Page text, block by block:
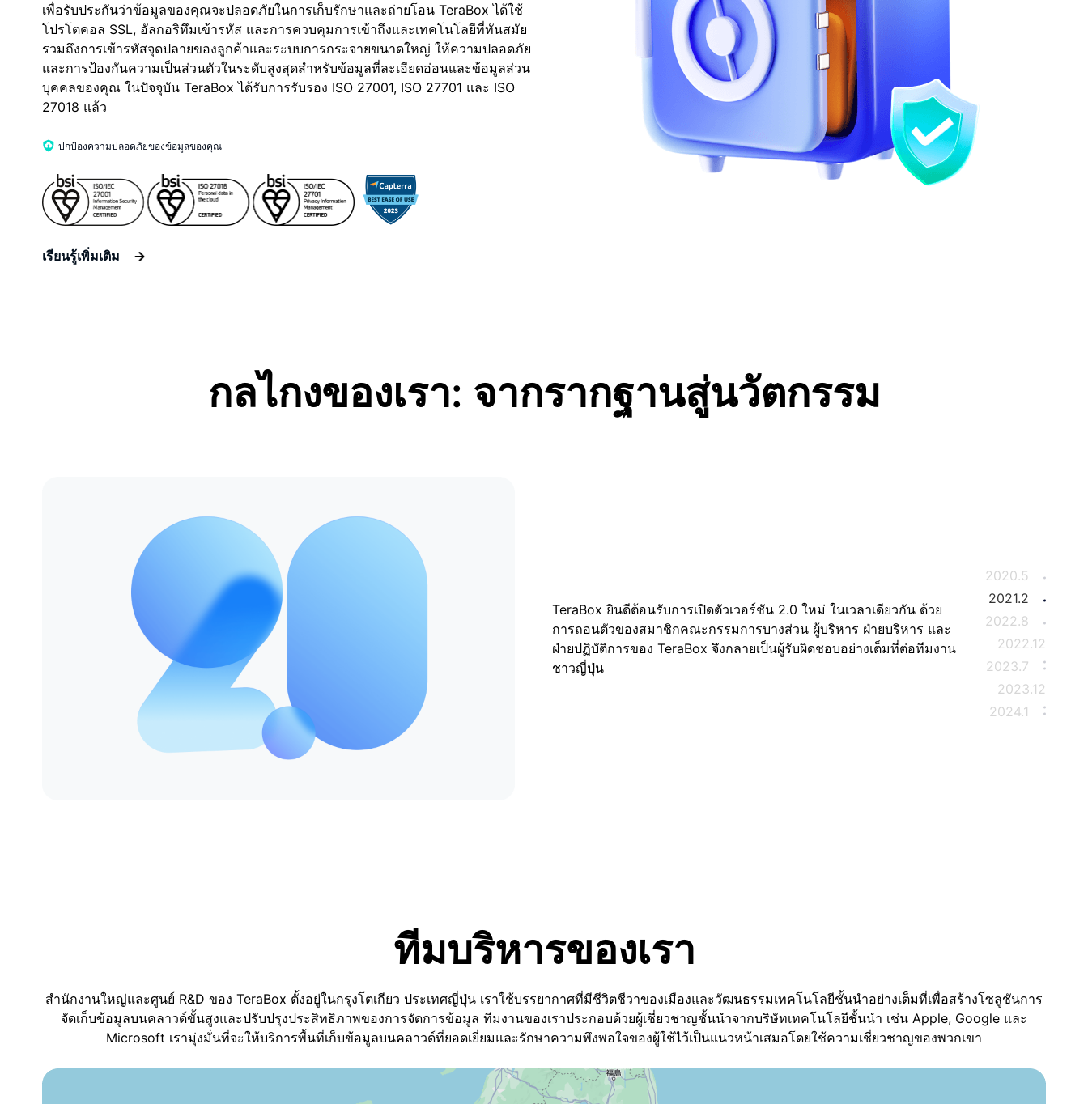
เพื่อรับประกันว่าข้อมูลของคุณจะปลอดภัยในการเก็บรักษาและถ่ายโอน TeraBox ได้ใช้
โปรโตคอล SSL, อัลกอริทึมเข้ารหัส และการควบคุมการเข้าถึงและเทคโนโลยีที่ทันสมัย
รวมถึงการเข้ารหัสจุดปลายของลูกค้าและระบบการกระจายขนาดใหญ่ ให้ความปลอดภัย
และการป้องกันความเป็นส่วนตัวในระดับสูงสุดสำหรับข้อมูลที่ละเอียดอ่อนและข้อมูลส่วน
บุคคลของคุณ ในปัจจุบัน TeraBox ได้รับการรับรอง ISO 27001, ISO 27701 และ ISO
27018 แล้ว
ปกป้องความปลอดภัยของข้อมูลของคุณ
เรียนรู้เพิ่มเติม
กลไกงของเรา: จากรากฐานสู่นวัตกรรม
ใหญ่ฟรี และบริการอื่น ๆ ซึ่งสามารถเพลิดเพลินได้หลังจากลงทะเบียน
TeraBox ประกาศเปิดตัว "โปรแกรมแนะนำ" เชิญชวนผู้ใช้ให้สร้างรายได้
จากการแชร์ลิงก์และเชิญผู้ใช้ใหม่
และบริษัทแม่ Flextech Inc. ได้รับการรับรอง ISO/IEC 27018:2019 และ
27001:2013 อีกด้วย
2020.5
2021.2
2022.8
2022.12
2023.7
2023.12
2024.1
ทีมบริหารของเรา
สำนักงานใหญ่และศูนย์ R&D ของ TeraBox ตั้งอยู่ในกรุงโตเกียว ประเทศญี่ปุ่น เราใช้บรรยากาศที่มีชีวิตชีวาของเมืองและวัฒนธรรมเทคโนโลยีชั้นนำอย่างเต็มที่เพื่อสร้างโซลูชันการ
จัดเก็บข้อมูลบนคลาวด์ขั้นสูงและปรับปรุงประสิทธิภาพของการจัดการข้อมูล ทีมงานของเราประกอบด้วยผู้เชี่ยวชาญชั้นนำจากบริษัทเทคโนโลยีชั้นนำ เช่น Apple, Google และ
Microsoft เรามุ่งมั่นที่จะให้บริการพื้นที่เก็บข้อมูลบนคลาวด์ที่ยอดเยี่ยมและรักษาความพึงพอใจของผู้ใช้ไว้เป็นแนวหน้าเสมอโดยใช้ความเชี่ยวชาญของพวกเขา